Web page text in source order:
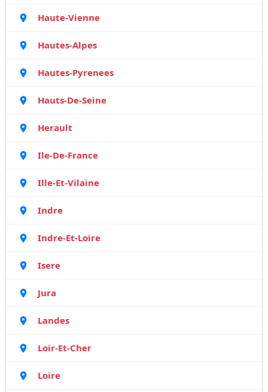
Haute-Vienne
Hautes-Alpes
Hautes-Pyrenees
Hauts-De-Seine
Herault
Ile-De-France
Ille-Et-Vilaine
Indre
Indre-Et-Loire
Isere
Jura
Landes
Loir-Et-Cher
Loire